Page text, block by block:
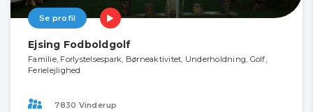
Se profil
Ejsing Fodboldgolf
Familie, Forlystelsespark, Børneaktivitet, Underholdning, Golf,
Ferielejlighed
7830 Vinderup